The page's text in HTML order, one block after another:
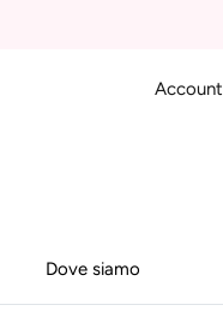
Account
Dove siamo